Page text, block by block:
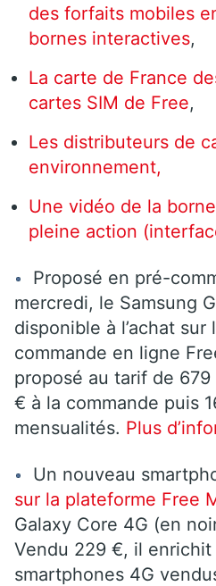
des forfaits mobiles
bornes interactives,
La carte de France
cartes SIM de Free,
Les distributeurs de
environnement,
Une vidéo de la
pleine action
Proposé en pré-
mercredi, le Samsung
disponible à l’achat
commande en ligne
proposé au tarif de
€ à la commande puis
mensualités. Plus
Un nouveau
sur la plateforme Free
Galaxy Core 4G (en
Vendu 229 €, il enrichit
smartphones 4G